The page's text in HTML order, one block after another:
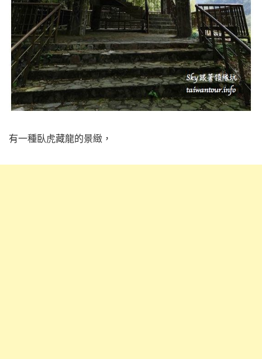
有一種臥虎藏龍的景緻，